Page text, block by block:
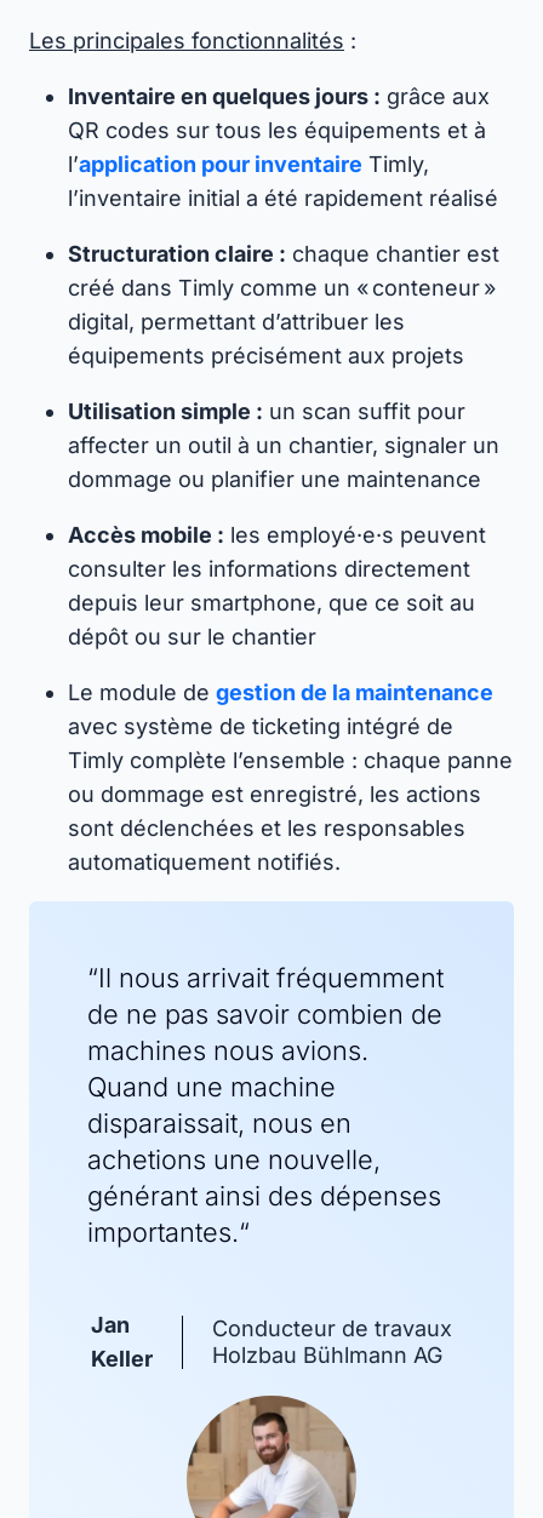
Les principales fonctionnalités :
Inventaire en quelques jours : grâce aux
QR codes sur tous les équipements et à
l’application pour inventaire Timly,
l’inventaire initial a été rapidement réalisé
Structuration claire : chaque chantier est
créé dans Timly comme un « conteneur »
digital, permettant d’attribuer les
équipements précisément aux projets
Utilisation simple : un scan suffit pour
affecter un outil à un chantier, signaler un
dommage ou planifier une maintenance
Accès mobile : les employé·e·s peuvent
consulter les informations directement
depuis leur smartphone, que ce soit au
dépôt ou sur le chantier
Le module de gestion de la maintenance
avec système de ticketing intégré de
Timly complète l’ensemble : chaque panne
ou dommage est enregistré, les actions
sont déclenchées et les responsables
automatiquement notifiés.
“Il nous arrivait fréquemment
de ne pas savoir combien de
machines nous avions.
Quand une machine
disparaissait, nous en
achetions une nouvelle,
générant ainsi des dépenses
importantes.“
Jan
Keller
Conducteur de travaux
Holzbau Bühlmann AG